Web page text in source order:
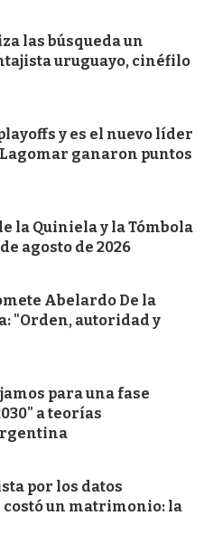
las búsqueda un
uruguayo, cinéfilo
y es el nuevo líder
ganaron puntos
la Quiniela y la Tómbola
agosto de 2026
Abelardo De la
"Orden, autoridad y
para una fase
a teorías
por los datos
costó un matrimonio: la